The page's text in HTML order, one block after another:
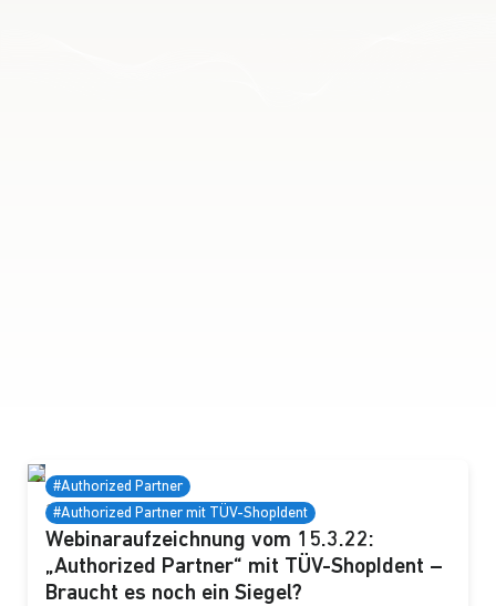
#Authorized Partner
#Authorized Partner mit TÜV-ShopIdent
16. März 2022 / 17. März 2022
Webinaraufzeichnung vom 15.3.22:
„Authorized Partner“ mit TÜV-ShopIdent –
Braucht es noch ein Siegel?